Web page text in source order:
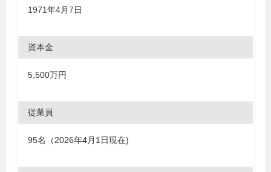
1971年4月7日
資本金
5,500万円
従業員
95名（2026年4月1日現在)